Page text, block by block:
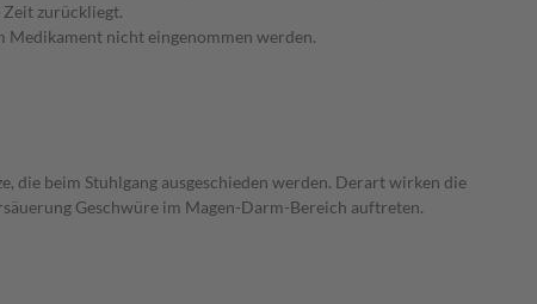
Zeit zurückliegt.
Medikament nicht eingenommen werden.
die beim Stuhlgang ausgeschieden werden. Derart wirken die
Geschwüre im Magen-Darm-Bereich auftreten.